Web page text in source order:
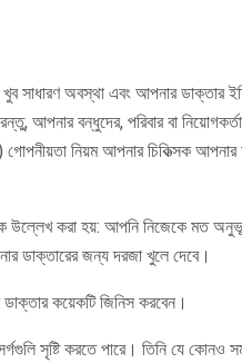
সাধারণ অবস্থা এবং আপনার ডাক্তার
আপনার বন্ধুদের, পরিবার বা
গোপনীয়তা নিয়ম আপনার চিকিত্সক
উল্লেখ করা হয়: আপনি নিজেকে মত
ডাক্তারের জন্য দরজা খুলে দেবে।
ডাক্তার কয়েকটি জিনিস করবেন।
সৃষ্টি করতে পারে। তিনি যে কোনও